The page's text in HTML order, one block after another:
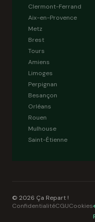
Clermont-Ferrand
Aix-en-Provence
Metz
Brest
Tours
Amiens
Limoges
Perpignan
Besançon
Orléans
Rouen
Mulhouse
Saint-Étienne
© 2026 Ça Repart !
ConfidentialitéCGUCookies